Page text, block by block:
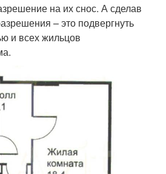
на их снос. А сделав
– это подвергнуть
и всех жильцов